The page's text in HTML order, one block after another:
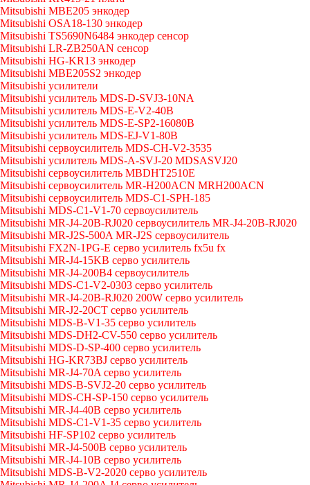
Mitsubishi MBE205 энкодер
Mitsubishi OSA18-130 энкодер
Mitsubishi TS5690N6484 энкодер сенсор
Mitsubishi LR-ZB250AN сенсор
Mitsubishi HG-KR13 энкодер
Mitsubishi MBE205S2 энкодер
Mitsubishi усилители
Mitsubishi усилитель MDS-D-SVJ3-10NA
Mitsubishi усилитель MDS-E-V2-40B
Mitsubishi усилитель MDS-E-SP2-16080B
Mitsubishi усилитель MDS-EJ-V1-80B
Mitsubishi сервоусилитель MDS-CH-V2-3535
Mitsubishi усилитель MDS-A-SVJ-20 MDSASVJ20
Mitsubishi сервоусилитель MBDHT2510E
Mitsubishi сервоусилитель MR-H200ACN MRH200ACN
Mitsubishi сервоусилитель MDS-C1-SPH-185
Mitsubishi MDS-C1-V1-70 сервоусилитель
Mitsubishi MR-J4-20B-RJ020 сервоусилитель MR-J4-20B-RJ020
Mitsubishi MR-J2S-500A MR-J2S сервоусилитель
Mitsubishi FX2N-1PG-E серво усилитель fx5u fx
Mitsubishi MR-J4-15KB серво усилитель
Mitsubishi MR-J4-200B4 сервоусилитель
Mitsubishi MDS-C1-V2-0303 серво усилитель
Mitsubishi MR-J4-20B-RJ020 200W серво усилитель
Mitsubishi MR-J2-20CT серво усилитель
Mitsubishi MDS-B-V1-35 серво усилитель
Mitsubishi MDS-DH2-CV-550 серво усилитель
Mitsubishi MDS-D-SP-400 серво усилитель
Mitsubishi HG-KR73BJ серво усилитель
Mitsubishi MR-J4-70A серво усилитель
Mitsubishi MDS-B-SVJ2-20 серво усилитель
Mitsubishi MDS-CH-SP-150 серво усилитель
Mitsubishi MR-J4-40B серво усилитель
Mitsubishi MDS-C1-V1-35 серво усилитель
Mitsubishi HF-SP102 серво усилитель
Mitsubishi MR-J4-500B серво усилитель
Mitsubishi MR-J4-10B серво усилитель
Mitsubishi MDS-B-V2-2020 серво усилитель